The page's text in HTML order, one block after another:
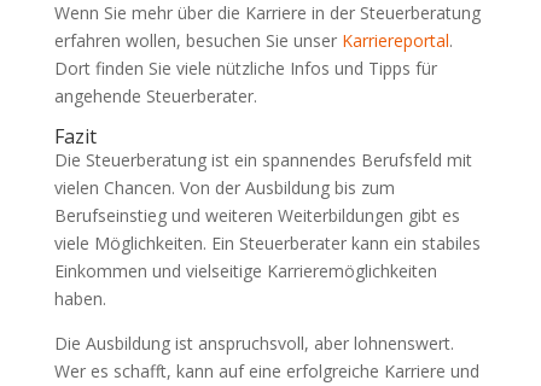
Wenn Sie mehr über die Karriere in der Steuerberatung
erfahren wollen, besuchen Sie unser Karriereportal.
Dort finden Sie viele nützliche Infos und Tipps für
angehende Steuerberater.
Fazit
Die Steuerberatung ist ein spannendes Berufsfeld mit
vielen Chancen. Von der Ausbildung bis zum
Berufseinstieg und weiteren Weiterbildungen gibt es
viele Möglichkeiten. Ein Steuerberater kann ein stabiles
Einkommen und vielseitige Karrieremöglichkeiten
haben.
Die Ausbildung ist anspruchsvoll, aber lohnenswert.
Wer es schafft, kann auf eine erfolgreiche Karriere und